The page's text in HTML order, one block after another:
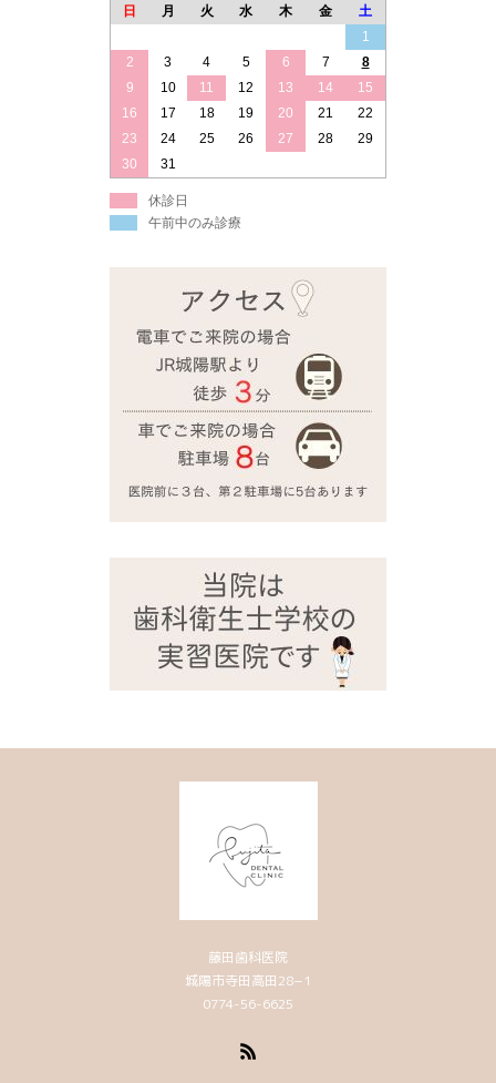
日
月 火 水 木 金
土
1
2
3 4 5 6 7
8
9
10 11 12 13 14
15
16
17 18 19 20 21
22
23
24 25 26 27 28
29
30
31
休診日
午前中のみ診療
藤田歯科医院
城陽市寺田高田28−1
0774-56-6625